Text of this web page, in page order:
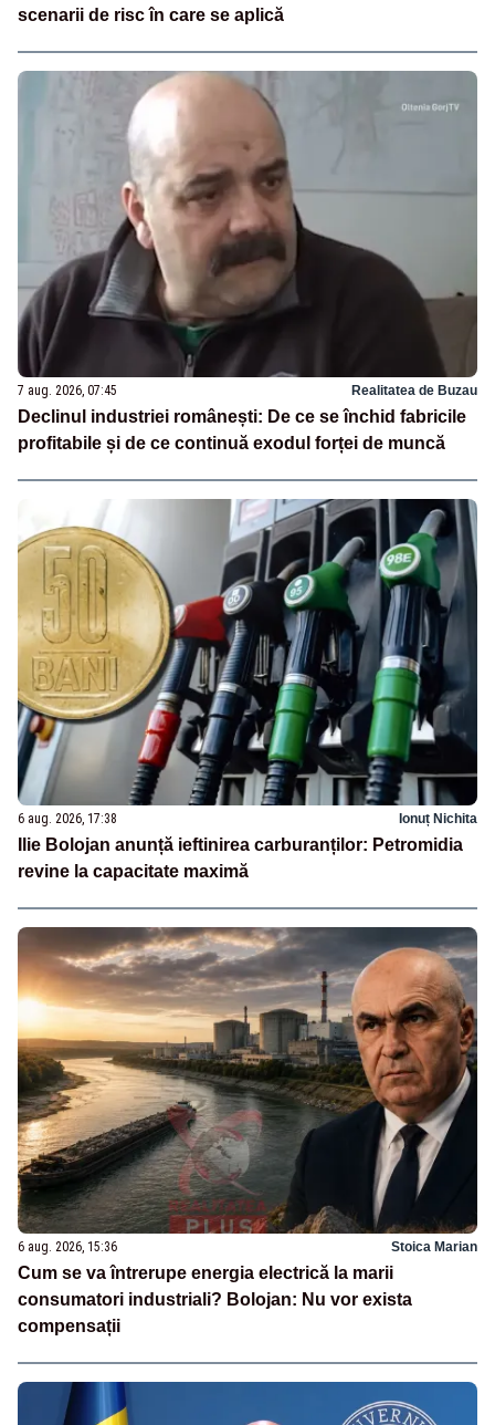
scenarii de risc în care se aplică
7 aug. 2026, 07:45 Realitatea de Buzau
Declinul industriei românești: De ce se închid fabricile
profitabile și de ce continuă exodul forței de muncă
6 aug. 2026, 17:38 Ionuț Nichita
Ilie Bolojan anunță ieftinirea carburanților: Petromidia
revine la capacitate maximă
6 aug. 2026, 15:36 Stoica Marian
Cum se va întrerupe energia electrică la marii
consumatori industriali? Bolojan: Nu vor exista
compensații